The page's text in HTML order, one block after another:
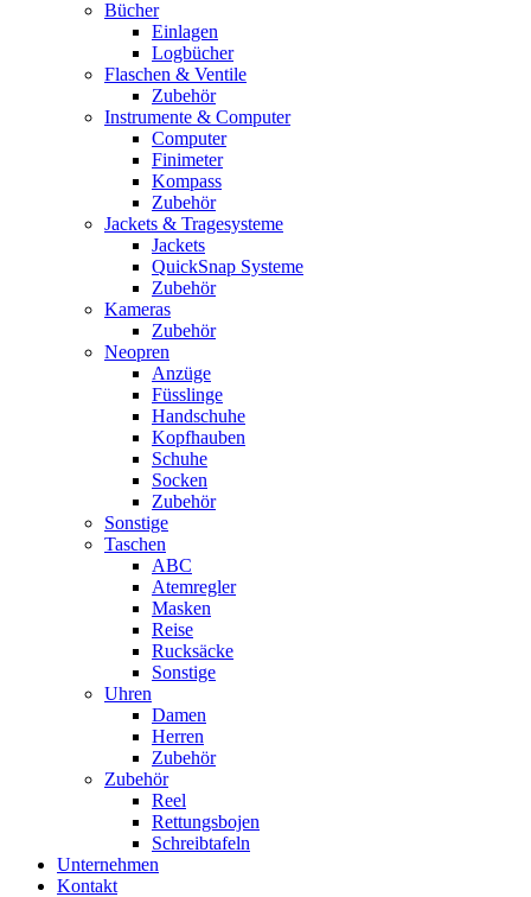
Bücher
Einlagen
Logbücher
Flaschen & Ventile
Zubehör
Instrumente & Computer
Computer
Finimeter
Kompass
Zubehör
Jackets & Tragesysteme
Jackets
QuickSnap Systeme
Zubehör
Kameras
Zubehör
Neopren
Anzüge
Füsslinge
Handschuhe
Kopfhauben
Schuhe
Socken
Zubehör
Sonstige
Taschen
ABC
Atemregler
Masken
Reise
Rucksäcke
Sonstige
Uhren
Damen
Herren
Zubehör
Zubehör
Reel
Rettungsbojen
Schreibtafeln
Unternehmen
Kontakt